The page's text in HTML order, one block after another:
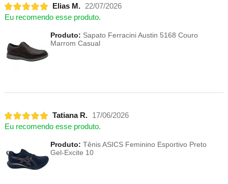
Elias M. 22/07/2026
Eu recomendo esse produto.
Produto: Sapato Ferracini Austin 5168 Couro
Marrom Casual
Tatiana R.
17/06/2026
Eu recomendo esse produto.
Produto: Tênis ASICS Feminino Esportivo Preto
Gel-Excite 10